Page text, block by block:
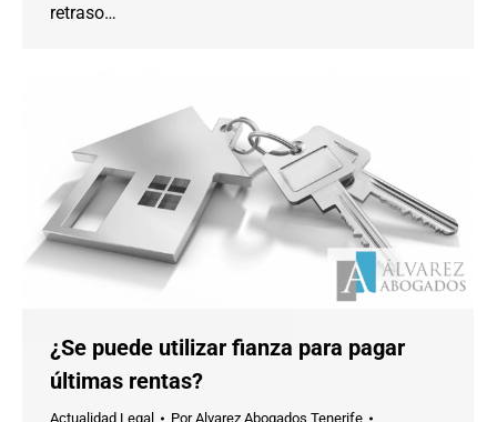
retraso…
¿Se puede utilizar fianza para pagar
últimas rentas?
Actualidad Legal PorAlvarez Abogados Tenerife